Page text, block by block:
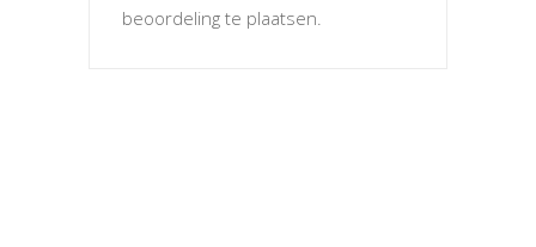
beoordeling te plaatsen.